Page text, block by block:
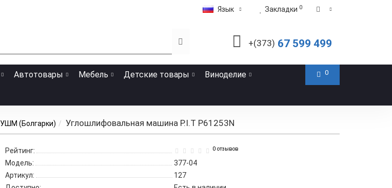
Язык Закладки 0
+(373) 67 599 499
Автотовары Мебель Детские товары Виноделие 0
УШМ (Болгарки) Углошлифовальная машина P.I.T P61253N
Рейтинг: 0 отзывов
Модель:
377-04
Артикул:
127